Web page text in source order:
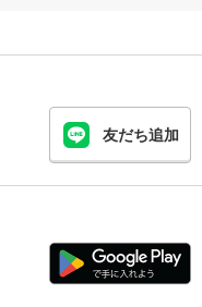
友だち追加